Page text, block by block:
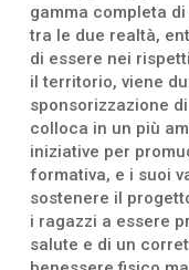
gamma completa
tra le due realtà,
di essere nei
il territorio, viene
sponsorizzazione
colloca in un più
iniziative per
formativa, e i suoi
sostenere il
i ragazzi a essere
salute e di un